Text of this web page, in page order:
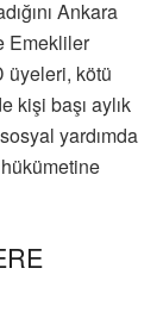
Ankara
Emekliler
üyeleri, kötü
kişi başı aylık
yardımda